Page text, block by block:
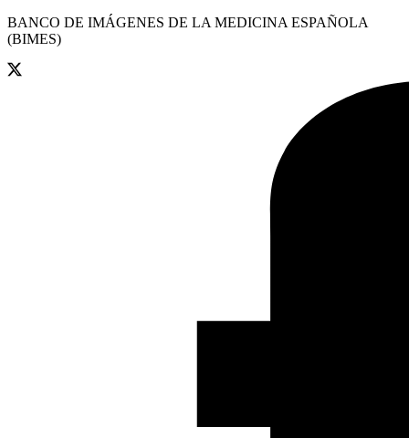
BANCO DE IMÁGENES DE LA MEDICINA ESPAÑOLA
(BIMES)